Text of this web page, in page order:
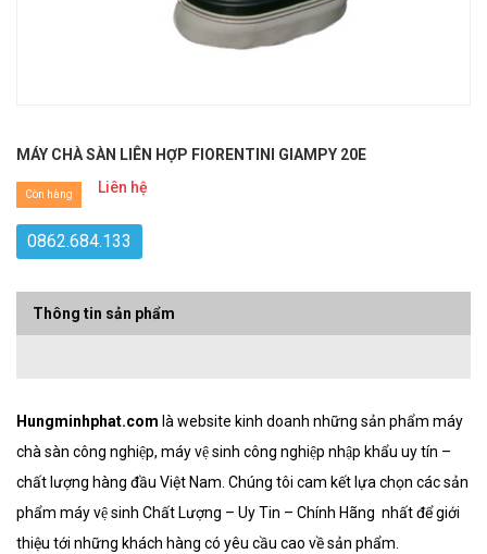
MÁY CHÀ SÀN LIÊN HỢP FIORENTINI GIAMPY 20E
Liên hệ
Còn hàng
0862.684.133
Thông tin sản phẩm
Hungminhphat.com là website kinh doanh những sản phẩm máy
chà sàn công nghiệp, máy vệ sinh công nghiệp nhập khẩu uy tín –
chất lượng hàng đầu Việt Nam. Chúng tôi cam kết lựa chọn các sản
phẩm máy vệ sinh Chất Lượng – Uy Tin – Chính Hãng nhất để giới
thiệu tới những khách hàng có yêu cầu cao về sản phẩm.